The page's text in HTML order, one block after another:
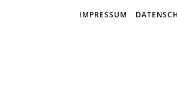
IMPRESSUM